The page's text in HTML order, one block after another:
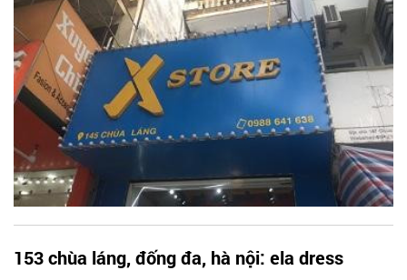
153 chùa láng, đống đa, hà nội: ela dress